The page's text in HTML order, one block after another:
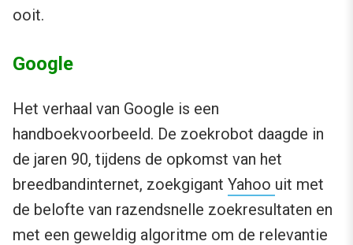
ooit.
Google
Het verhaal van Google is een
handboekvoorbeeld. De zoekrobot daagde in
de jaren 90, tijdens de opkomst van het
breedbandinternet, zoekgigant Yahoo uit met
de belofte van razendsnelle zoekresultaten en
met een geweldig algoritme om de relevantie